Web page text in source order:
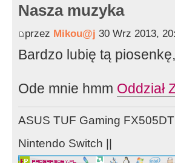
Nasza muzyka
przez Mikou@j 30 Wrz 2013,
Bardzo lubię tą
Ode mnie hmm Oddział
ASUS TUF Gaming
Nintendo Switch ||